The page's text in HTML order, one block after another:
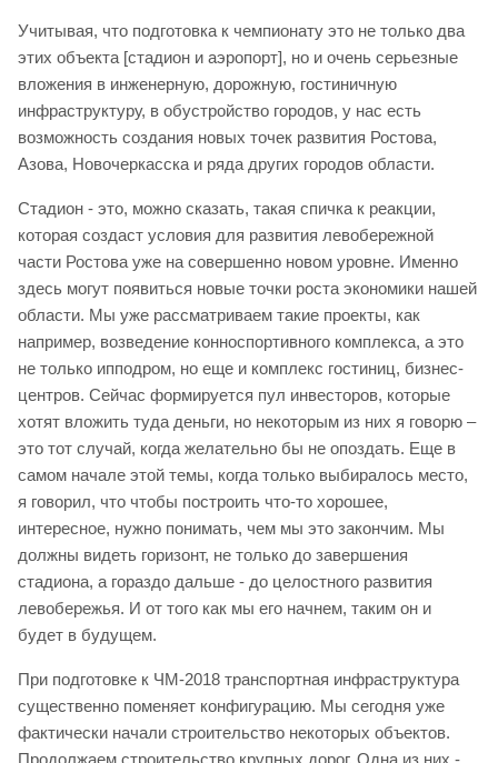
Учитывая, что подготовка к чемпионату это не только два
этих объекта [стадион и аэропорт], но и очень серьезные
вложения в инженерную, дорожную, гостиничную
инфраструктуру, в обустройство городов, у нас есть
возможность создания новых точек развития Ростова,
Азова, Новочеркасска и ряда других городов области.
Стадион - это, можно сказать, такая спичка к реакции,
которая создаст условия для развития левобережной
части Ростова уже на совершенно новом уровне. Именно
здесь могут появиться новые точки роста экономики нашей
области. Мы уже рассматриваем такие проекты, как
например, возведение конноспортивного комплекса, а это
не только ипподром, но еще и комплекс гостиниц, бизнес-
центров. Сейчас формируется пул инвесторов, которые
хотят вложить туда деньги, но некоторым из них я говорю –
это тот случай, когда желательно бы не опоздать. Еще в
самом начале этой темы, когда только выбиралось место,
я говорил, что чтобы построить что-то хорошее,
интересное, нужно понимать, чем мы это закончим. Мы
должны видеть горизонт, не только до завершения
стадиона, а гораздо дальше - до целостного развития
левобережья. И от того как мы его начнем, таким он и
будет в будущем.
При подготовке к ЧМ-2018 транспортная инфраструктура
существенно поменяет конфигурацию. Мы сегодня уже
фактически начали строительство некоторых объектов.
Продолжаем строительство крупных дорог. Одна из них -